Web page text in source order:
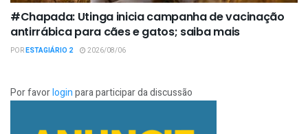
#Chapada: Utinga inicia campanha de vacinação
antirrábica para cães e gatos; saiba mais
PORESTAGIÁRIO 2 2026/08/06
Por favorloginpara participar da discussão